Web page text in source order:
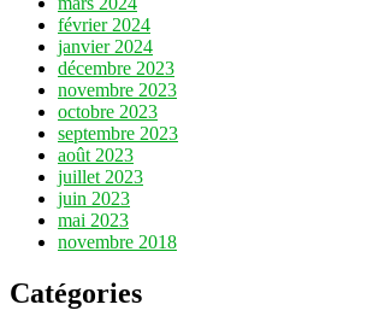
février 2024
janvier 2024
décembre 2023
novembre 2023
octobre 2023
septembre 2023
août 2023
juillet 2023
juin 2023
mai 2023
novembre 2018
Catégories